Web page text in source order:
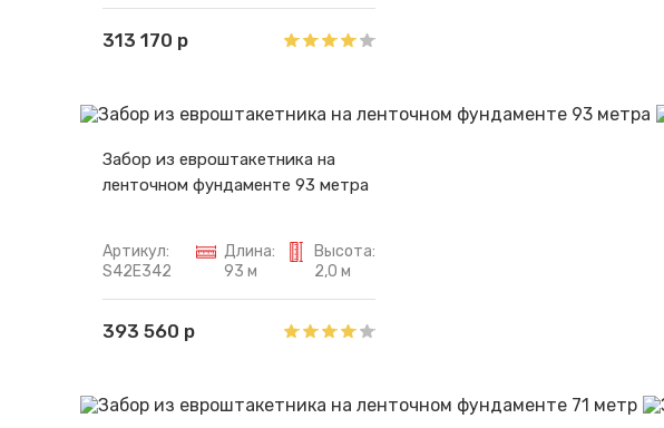
313 170 р
Забор из евроштакетника на
ленточном фундаменте 93 метра
Артикул:
S42E342
Длина:
93 м
Высота:
2,0 м
393 560 р